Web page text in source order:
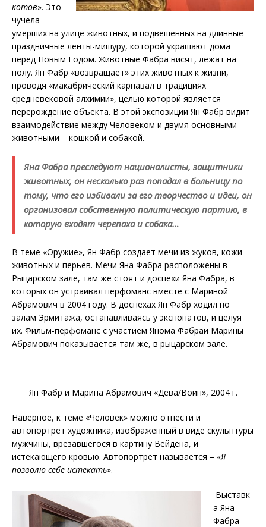
котов». Это
чучела
умерших на улице животных, и подвешенных на длинные
праздничные ленты-мишуру, которой украшают дома
перед Новым Годом. Животные Фабра висят, лежат на
полу. Ян Фабр «возвращает» этих животных к жизни,
проводя «макабрический карнавал в традициях
средневековой алхимии», целью которой является
перерождение объекта. В этой экспозиции Ян Фабр видит
взаимодействие между Человеком и двумя основными
животными – кошкой и собакой.
Яна Фабра преследуют националисты, защитники
животных, он несколько раз попадал в больницу по
тому, что его избивали за его творчество и идеи, он
организовал собственную политическую партию, в
которую входят черепаха и собака…
В теме «Оружие», Ян Фабр создает мечи из жуков, кожи
животных и перьев. Мечи Яна Фабра расположены в
Рыцарском зале, там же стоят и доспехи Яна Фабра, в
которых он устраивал перфоманс вместе с Мариной
Абрамович в 2004 году. В доспехах Ян Фабр ходил по
залам Эрмитажа, останавливаясь у экспонатов, и целуя
их. Фильм-перфоманс с участием Янома Фабраи Марины
Абрамович показывается там же, в рыцарском зале.
Ян Фабр и Марина Абрамович «Дева/Воин», 2004 г.
Наверное, к теме «Человек» можно отнести и
автопортрет художника, изображенный в виде скульптуры
мужчины, врезавшегося в картину Вейдена, и
истекающего кровью. Автопортрет называется – «Я
позволю себе истекать».
Выставк
а Яна
Фабра